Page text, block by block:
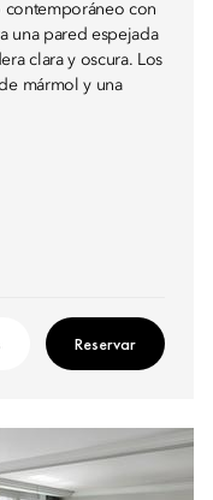
con
una pared espejada
clara y oscura. Los
mármol y una
Reservar